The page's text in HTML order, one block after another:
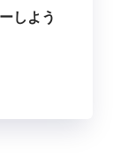
しよう